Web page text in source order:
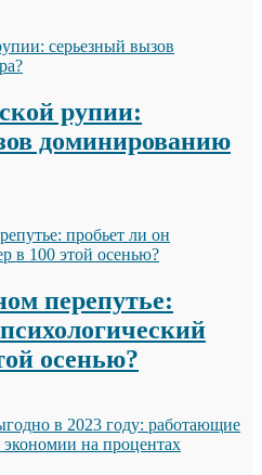
рупии:
доминированию
перепутье:
осенью?